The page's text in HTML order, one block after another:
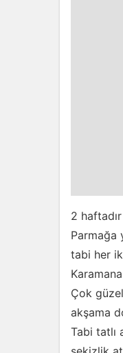
2
Parmağa
tabi her
Çok
akşama
Tabi tatlı